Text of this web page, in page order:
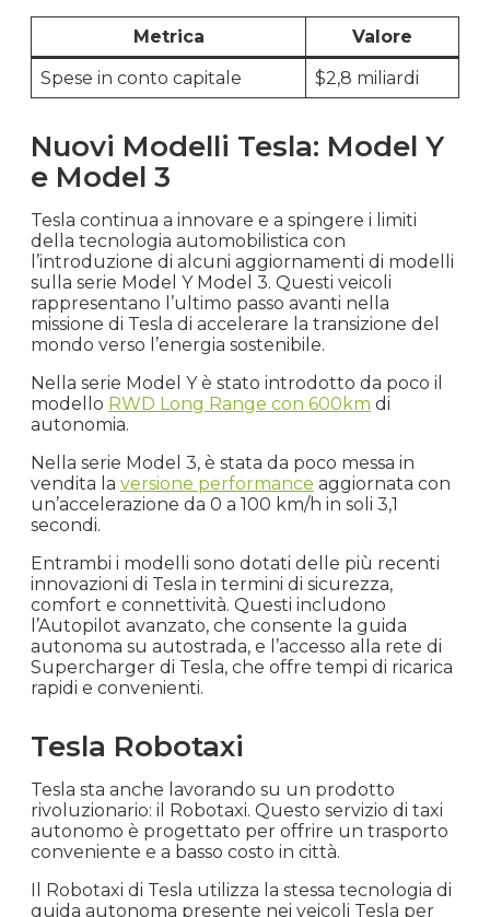
Metrica
Valore
Spese in conto capitale
$2,8 miliardi
Nuovi Modelli Tesla: Model Y
e Model 3
Tesla continua a innovare e a spingere i limiti
della tecnologia automobilistica con
l’introduzione di alcuni aggiornamenti di modelli
sulla serie Model Y Model 3. Questi veicoli
rappresentano l’ultimo passo avanti nella
missione di Tesla di accelerare la transizione del
mondo verso l’energia sostenibile.
Nella serie Model Y è stato introdotto da poco il
modello RWD Long Range con 600km di
autonomia.
Nella serie Model 3, è stata da poco messa in
vendita la versione performance aggiornata con
un’accelerazione da 0 a 100 km/h in soli 3,1
secondi.
Entrambi i modelli sono dotati delle più recenti
innovazioni di Tesla in termini di sicurezza,
comfort e connettività. Questi includono
l’Autopilot avanzato, che consente la guida
autonoma su autostrada, e l’accesso alla rete di
Supercharger di Tesla, che offre tempi di ricarica
rapidi e convenienti.
Tesla Robotaxi
Tesla sta anche lavorando su un prodotto
rivoluzionario: il Robotaxi. Questo servizio di taxi
autonomo è progettato per offrire un trasporto
conveniente e a basso costo in città.
Il Robotaxi di Tesla utilizza la stessa tecnologia di
guida autonoma presente nei veicoli Tesla per